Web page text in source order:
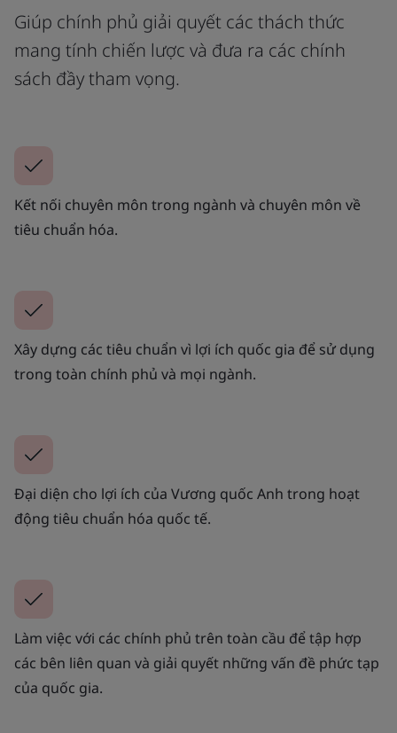
Giúp chính phủ giải quyết các thách thức
mang tính chiến lược và đưa ra các chính
sách đầy tham vọng.
Kết nối chuyên môn trong ngành và chuyên môn về
tiêu chuẩn hóa.
Xây dựng các tiêu chuẩn vì lợi ích quốc gia để sử dụng
trong toàn chính phủ và mọi ngành.
Đại diện cho lợi ích của Vương quốc Anh trong hoạt
động tiêu chuẩn hóa quốc tế.
Làm việc với các chính phủ trên toàn cầu để tập hợp
các bên liên quan và giải quyết những vấn đề phức tạp
của quốc gia.